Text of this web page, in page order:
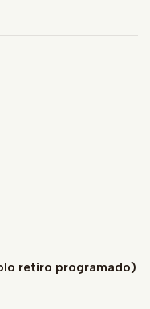
retiro programado)